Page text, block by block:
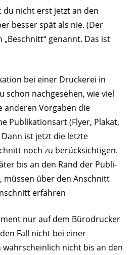
du nicht erst jetzt an den
besser spät als nie. (Der
„Beschnitt“ genannt. Das ist
bei einer Druckerei in
schon nach­ge­sehen, wie viel
anderen Vorgaben die
Publi­ka­ti­onsart (Flyer, Plakat,
ist jetzt die letzte
noch zu berück­sich­tigen.
bis an den Rand der Publi­
müssen über den Anschnitt
erfahren
nur auf dem Büro­drucker
Fall nicht bei einer
wahr­scheinlich nicht bis an den